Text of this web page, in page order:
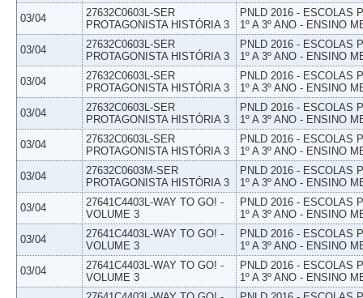
03/04
27632C0603L-SER
PROTAGONISTA HISTÓRIA 3
PNLD 2016 - ESCOLAS
1º A 3º ANO - ENSINO
03/04
27632C0603L-SER
PROTAGONISTA HISTÓRIA 3
PNLD 2016 - ESCOLAS
1º A 3º ANO - ENSINO
03/04
27632C0603L-SER
PROTAGONISTA HISTÓRIA 3
PNLD 2016 - ESCOLAS
1º A 3º ANO - ENSINO
03/04
27632C0603L-SER
PROTAGONISTA HISTÓRIA 3
PNLD 2016 - ESCOLAS
1º A 3º ANO - ENSINO
03/04
27632C0603L-SER
PROTAGONISTA HISTÓRIA 3
PNLD 2016 - ESCOLAS
1º A 3º ANO - ENSINO
03/04
27632C0603M-SER
PROTAGONISTA HISTÓRIA 3
PNLD 2016 - ESCOLAS
1º A 3º ANO - ENSINO
03/04
27641C4403L-WAY TO GO! -
VOLUME 3
PNLD 2016 - ESCOLAS
1º A 3º ANO - ENSINO
03/04
27641C4403L-WAY TO GO! -
VOLUME 3
PNLD 2016 - ESCOLAS
1º A 3º ANO - ENSINO
03/04
27641C4403L-WAY TO GO! -
VOLUME 3
PNLD 2016 - ESCOLAS
1º A 3º ANO - ENSINO